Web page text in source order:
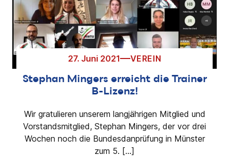
27. Juni 2021 VEREIN
Stephan Mingers erreicht die Trainer
B-Lizenz!
Wir gratulieren unserem langjährigen Mitglied und
Vorstandsmitglied, Stephan Mingers, der vor drei
Wochen noch die Bundesdanprüfung in Münster
zum 5. […]